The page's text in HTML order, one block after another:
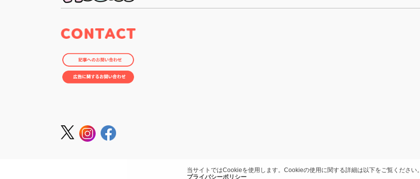
当サイトではCookieを使用します。Cookieの使用に関する詳細は以下をご覧ください。
プライバシーポリシー